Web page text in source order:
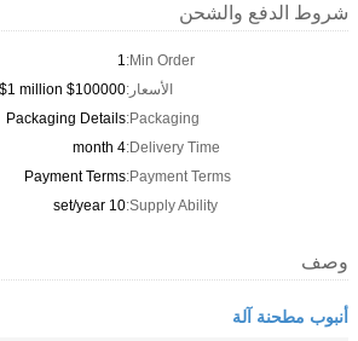
شروط الدفع والشحن
Min Order:
1
الأسعار:$100000 to $1 million
Packaging:
Packaging Details
Delivery Time:
4 month
Payment Terms:
Payment Terms
Supply Ability:
10 set/year
وصف
أنبوب مطحنة آلة